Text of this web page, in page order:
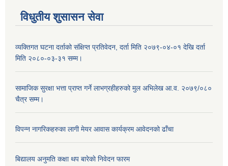
विधुतीय शुसासन सेवा
व्यक्तिगत घटना दर्ताको संक्षिप्त प्रतिवेदन, दर्ता मिति २०७९-०४-०१ देखि दर्ता
मिति २०८०-०३-३१ सम्म।
सामाजिक सुरक्षा भत्ता प्राप्त गर्ने लाभग्रहीहरुको मुल अभिलेख आ.व. २०७९/०८०
चैत्र सम्म।
विपन्न नागरिकहरुका लागी मेयर आवास कार्यक्रम आवेदनको ढाँचा
बिद्यालय अनुमति कक्षा थप बारेकाे निवेदन फारम